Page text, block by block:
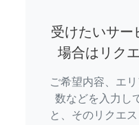
受けたいサー
場合はリク
ご希望内容、エ
数などを入力し
と、そのリクエ